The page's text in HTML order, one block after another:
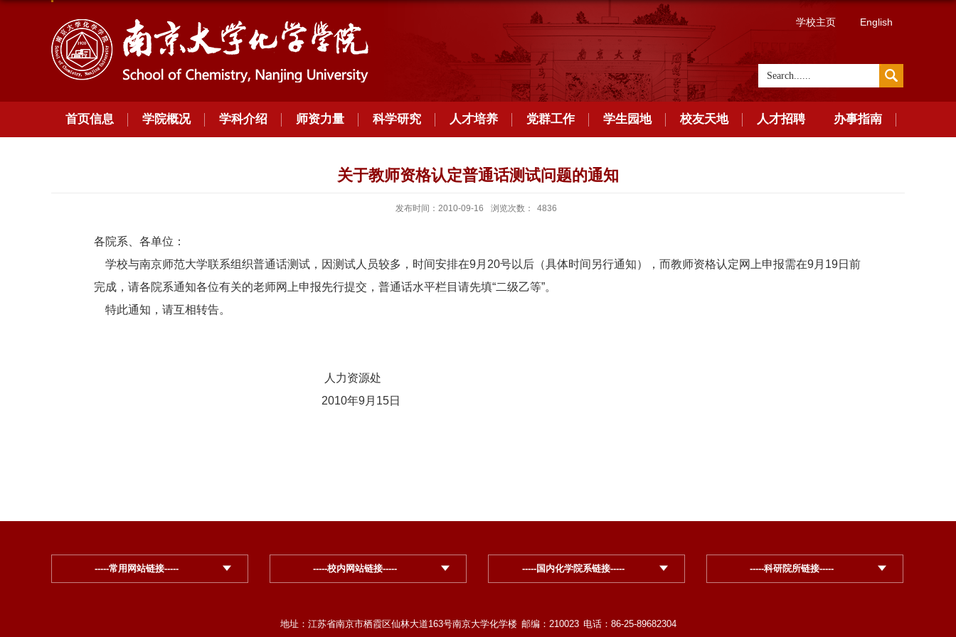
学校主页 English
首页信息 学院概况 学科介绍 师资力量 科学研究 人才培养 党群工作 学生园地 校友天地 人才招聘 办事指南
关于教师资格认定普通话测试问题的通知
发布时间：2010-09-16 浏览次数： 4836
各院系、各单位：
学校与南京师范大学联系组织普通话测试，因测试人员较多，时间安排在9月20号以后（具体时间另行通知），而教师资格认定网上申报需在9月19日前
完成，请各院系通知各位有关的老师网上申报先行提交，普通话水平栏目请先填“二级乙等”。
特此通知，请互相转告。
人力资源处
2010年9月15日
-----常用网站链接----- -----校内网站链接----- -----国内化学院系链接----- -----科研院所链接-----
地址：江苏省南京市栖霞区仙林大道163号南京大学化学楼 邮编：210023 电话：86-25-89682304